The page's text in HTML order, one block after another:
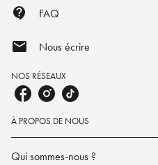
contact_support FAQ
mail Nous écrire
NOS RÉSEAUX
À PROPOS DE NOUS
Qui sommes-nous ?